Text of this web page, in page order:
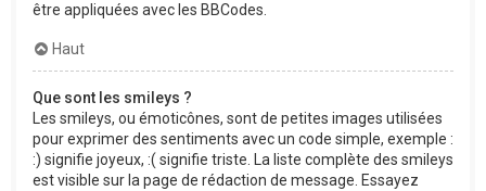
être appliquées avec les BBCodes.
Haut
Que sont les smileys ?
Les smileys, ou émoticônes, sont de petites images utilisées
pour exprimer des sentiments avec un code simple, exemple :
:) signifie joyeux, :( signifie triste. La liste complète des smileys
est visible sur la page de rédaction de message. Essayez